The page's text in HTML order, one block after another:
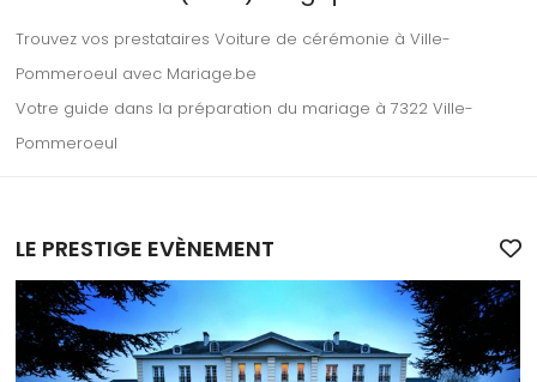
Trouvez vos prestataires Voiture de cérémonie à Ville-
Pommeroeul avec Mariage.be
Votre guide dans la préparation du mariage à 7322 Ville-
Pommeroeul
LE PRESTIGE EVÈNEMENT